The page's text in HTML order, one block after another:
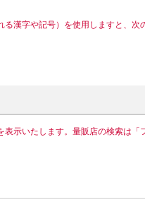
る漢字や記号）を使用しますと、次
表示いたします。量販店の検索は「